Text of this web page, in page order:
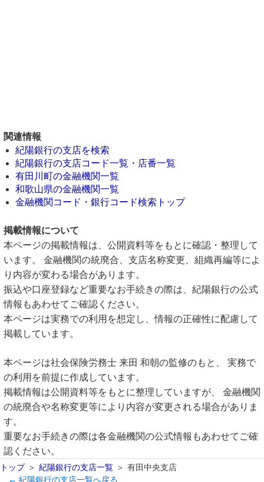
関連情報
紀陽銀行の支店を検索
紀陽銀行の支店コード一覧・店番一覧
有田川町の金融機関一覧
和歌山県の金融機関一覧
金融機関コード・銀行コード検索トップ
掲載情報について
本ページの掲載情報は、公開資料等をもとに確認・整理して
います。 金融機関の統廃合、支店名称変更、組織再編等によ
り内容が変わる場合があります。
振込や口座登録など重要なお手続きの際は、紀陽銀行の公式
情報もあわせてご確認ください。
本ページは実務での利用を想定し、情報の正確性に配慮して
掲載しています。
本ページは社会保険労務士 来田 和朝の監修のもと、 実務で
の利用を前提に作成しています。
掲載情報は公開資料等をもとに整理していますが、 金融機関
の統廃合や名称変更等により内容が変更される場合がありま
す。
重要なお手続きの際は各金融機関の公式情報もあわせてご確
認ください。
トップ 紀陽銀行の支店一覧
有田中央支店
← 紀陽銀行の支店一覧へ戻る